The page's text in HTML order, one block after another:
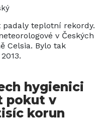
teplotní rekordy.
v Českých
Celsia. Bylo tak
hygienici
pokut v
korun